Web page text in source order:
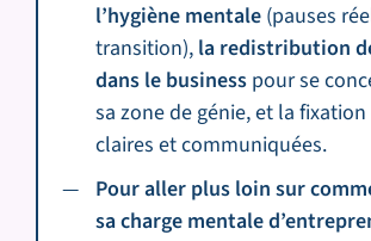
l’hygiène mentale (pauses
transition), la redistribution
dans le business pour se
sa zone de génie, et la
claires et communiquées.
Pour aller plus loin sur
sa charge mentale